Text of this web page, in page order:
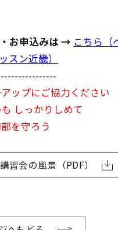
お申込みは → こちら（
スン近畿）
ップにご協力ください
しっかりしめて
を守ろう
習会の風景（PDF）